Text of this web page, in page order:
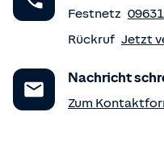
Festnetz
Rückruf Jetzt
Nachricht
Zum